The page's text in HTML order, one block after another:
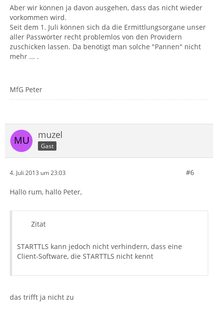
Aber wir können ja davon ausgehen, dass das nicht wieder
vorkommen wird.
Seit dem 1. Juli können sich da die Ermittlungsorgane unser
aller Passwörter recht problemlos von den Providern
zuschicken lassen. Da benötigt man solche "Pannen" nicht
mehr ... .
MfG Peter
muzel
Gast
4. Juli 2013 um 23:03 #6
Hallo rum, hallo Peter,
Zitat
STARTTLS kann jedoch nicht verhindern, dass eine
Client-Software, die STARTTLS nicht kennt
das trifft ja nicht zu